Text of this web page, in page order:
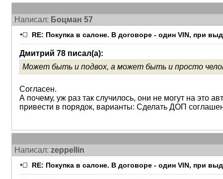
Написал: Боцман 57
RE: Покупка в салоне. В договоре - один VIN, при
Дмитрий 78 писал(а):
Может быть и подвох, а может быть и просто
Согласен.
А почему, уж раз так случилось, они не могут на это
привести в порядок, варианты: Сделать ДОП
Написал: zeppellin
RE: Покупка в салоне. В договоре - один VIN, при